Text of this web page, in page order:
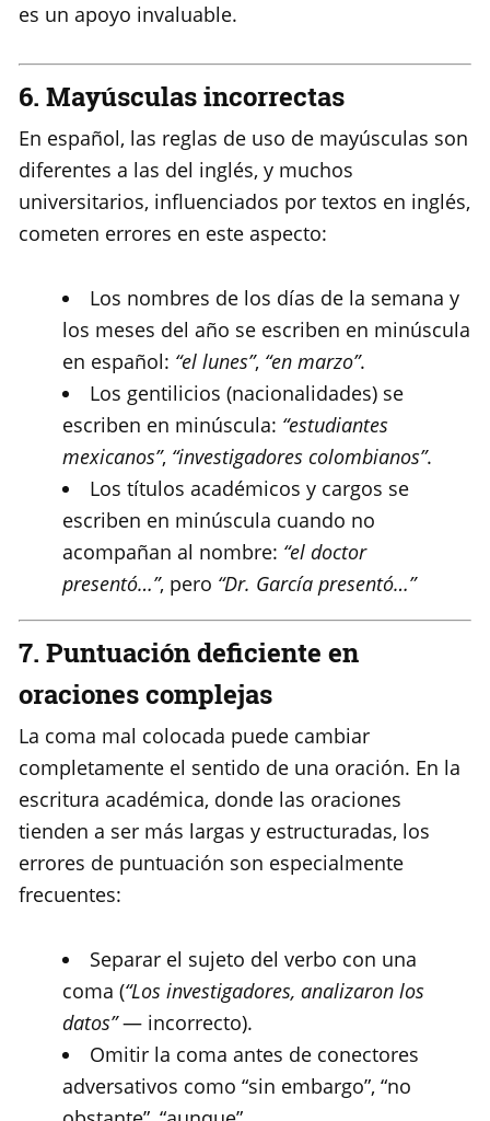
es un apoyo invaluable.
6. Mayúsculas incorrectas
En español, las reglas de uso de mayúsculas son
diferentes a las del inglés, y muchos
universitarios, influenciados por textos en inglés,
cometen errores en este aspecto:
Los nombres de los días de la semana y
los meses del año se escriben en minúscula
en español: “el lunes”, “en marzo”.
Los gentilicios (nacionalidades) se
escriben en minúscula: “estudiantes
mexicanos”, “investigadores colombianos”.
Los títulos académicos y cargos se
escriben en minúscula cuando no
acompañan al nombre: “el doctor
presentó…”, pero “Dr. García presentó…”
7. Puntuación deficiente en
oraciones complejas
La coma mal colocada puede cambiar
completamente el sentido de una oración. En la
escritura académica, donde las oraciones
tienden a ser más largas y estructuradas, los
errores de puntuación son especialmente
frecuentes:
Separar el sujeto del verbo con una
coma (“Los investigadores, analizaron los
datos”— incorrecto).
Omitir la coma antes de conectores
adversativos como “sin embargo”, “no